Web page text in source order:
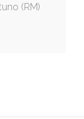
(RM)